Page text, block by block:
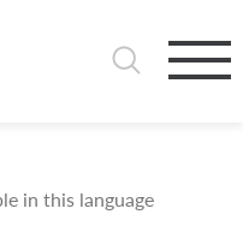
in this language